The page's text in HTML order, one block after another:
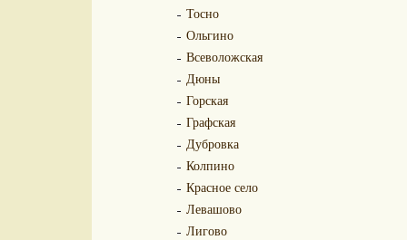
Тосно
Ольгино
Всеволожская
Дюны
Горская
Графская
Дубровка
Колпино
Красное село
Левашово
Лигово